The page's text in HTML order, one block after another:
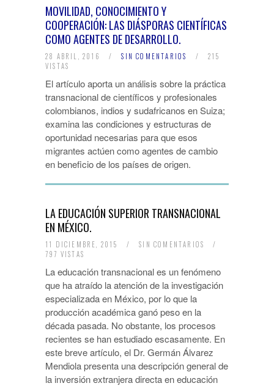
MOVILIDAD, CONOCIMIENTO Y
COOPERACIÓN: LAS DIÁSPORAS CIENTÍFICAS
COMO AGENTES DE DESARROLLO.
28 ABRIL, 2016 / SIN COMENTARIOS /
215
VISTAS
El artículo aporta un análisis sobre la práctica
transnacional de científicos y profesionales
colombianos, indios y sudafricanos en Suiza;
examina las condiciones y estructuras de
oportunidad necesarias para que esos
migrantes actúen como agentes de cambio
en beneficio de los países de origen.
LA EDUCACIÓN SUPERIOR TRANSNACIONAL
EN MÉXICO.
11 DICIEMBRE, 2015 / SIN COMENTARIOS
/
797 VISTAS
La educación transnacional es un fenómeno
que ha atraído la atención de la investigación
especializada en México, por lo que la
producción académica ganó peso en la
década pasada. No obstante, los procesos
recientes se han estudiado escasamente. En
este breve artículo, el Dr. Germán Álvarez
Mendiola presenta una descripción general de
la inversión extranjera directa en educación